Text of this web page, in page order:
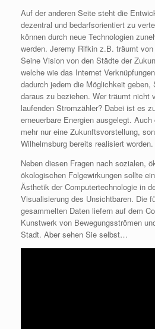
Auf der anderen Seite steht die
dezentral und bedarfsorientiert zu
können durch neue Technologien
werden. Jeremy Rifkin z.B. träumt
Seine Vision von den Städte der
welche wie das Internet
dadurch jedem die Möglichkeit geben,
daraus zu beziehen. Wer träumt nicht
laufenden Stromzähler? Dabei ist es
erneuerbare Energien ausgelegt.
mehr nur eine Zukunftsvorstellung,
Wilhelmsburg bereits realisiert worden.
Neben diesen Fragen nach sozialen,
ökologischen Folgewirkungen sollte
Ästhetik der Computertechnologie in
Visualisierung des Unsichtbaren. Die
gesammelten Daten liefern auf dem
Kunstwerk von Bewegungsströmen
Stadt. Aber sehen Sie selbst…